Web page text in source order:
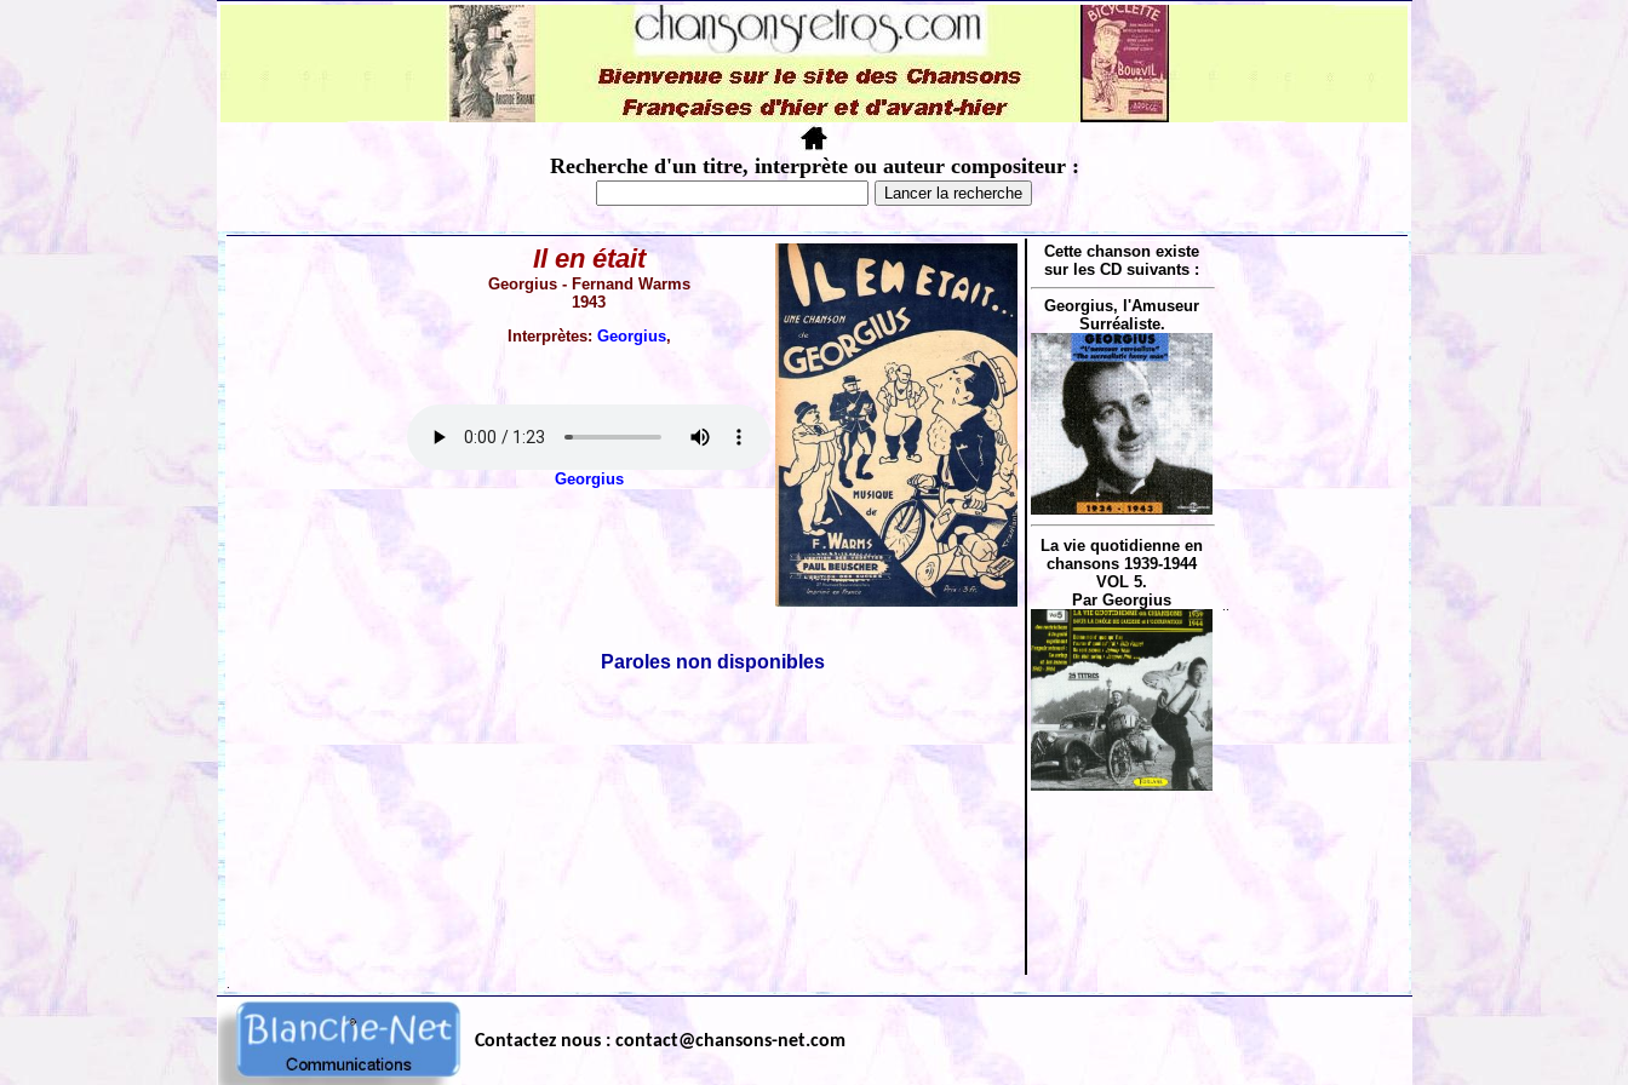
Recherche d'un titre, interprète ou auteur compositeur :
Il en était
Georgius - Fernand Warms
1943
Interprètes: Georgius,
Georgius
Paroles non disponibles
Cette chanson existe
sur les CD suivants :
Georgius, l'Amuseur
Surréaliste.
La vie quotidienne en
chansons 1939-1944
VOL 5.
Par Georgius
Contactez nous : contact@chansons-net.com